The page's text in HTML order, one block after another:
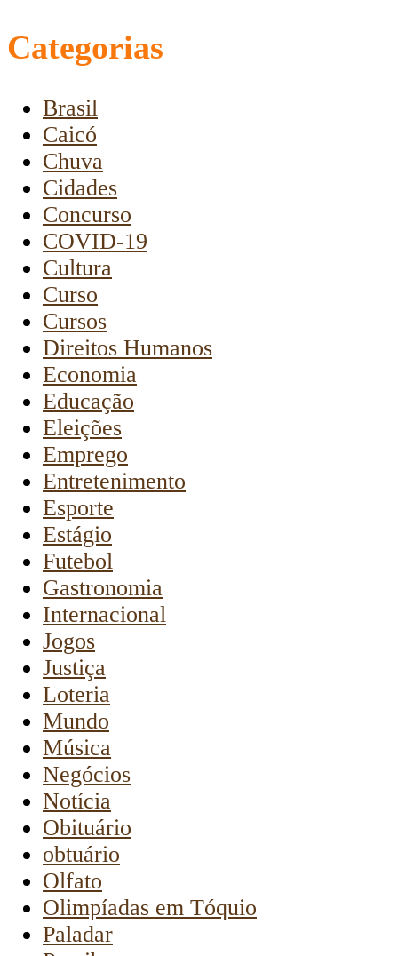
Categorias
Brasil
Caicó
Chuva
Cidades
Concurso
COVID-19
Cultura
Curso
Cursos
Direitos Humanos
Economia
Educação
Eleições
Emprego
Entretenimento
Esporte
Estágio
Futebol
Gastronomia
Internacional
Jogos
Justiça
Loteria
Mundo
Música
Negócios
Notícia
Obituário
obtuário
Olfato
Olimpíadas em Tóquio
Paladar